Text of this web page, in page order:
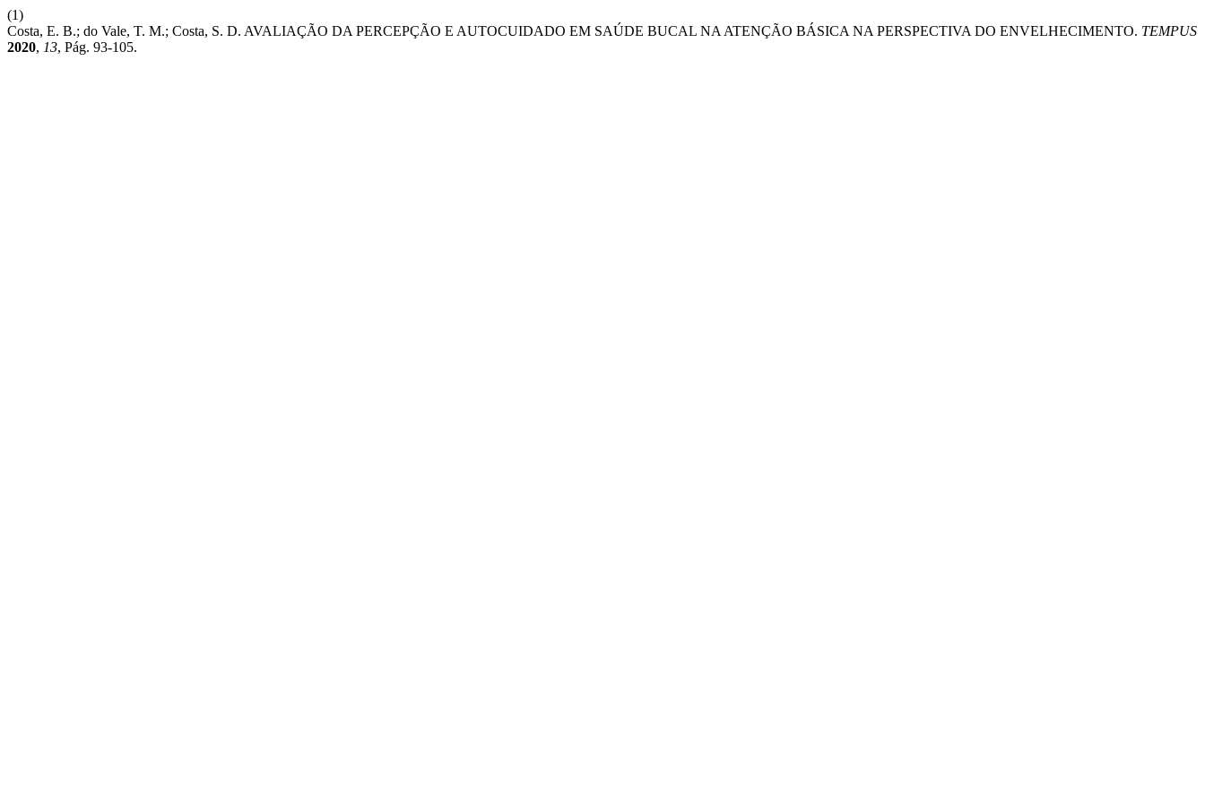
(1)
Costa, E. B.; do Vale, T. M.; Costa, S. D. AVALIAÇÃO DA PERCEPÇÃO E AUTOCUIDADO EM SAÚDE BUCAL NA ATENÇÃO BÁSICA NA PERSPECTIVA DO ENVELHECIMENTO. TEMPUS
2020, 13, Pág. 93-105.